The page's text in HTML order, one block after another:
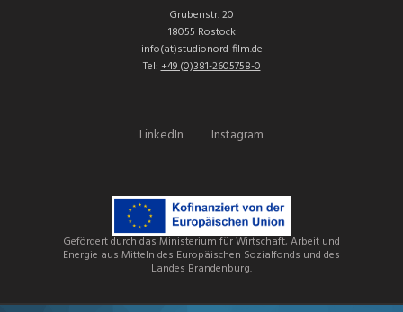
Grubenstr. 20
18055 Rostock
info(at)studionord-film.de
Tel:+49 (0)381-2605758-0
LinkedIn Instagram
Gefördert durch das Ministerium für Wirtschaft, Arbeit und
Energie aus Mitteln des Europäischen Sozialfonds und des
Landes Brandenburg.